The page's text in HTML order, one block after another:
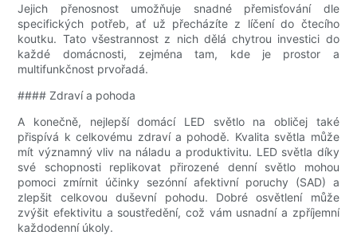
Jejich přenosnost umožňuje snadné přemisťování dle
specifických potřeb, ať už přecházíte z líčení do čtecího
koutku. Tato všestrannost z nich dělá chytrou investici do
každé domácnosti, zejména tam, kde je prostor a
multifunkčnost prvořadá.
#### Zdraví a pohoda
A konečně, nejlepší domácí LED světlo na obličej také
přispívá k celkovému zdraví a pohodě. Kvalita světla může
mít významný vliv na náladu a produktivitu. LED světla díky
své schopnosti replikovat přirozené denní světlo mohou
pomoci zmírnit účinky sezónní afektivní poruchy (SAD) a
zlepšit celkovou duševní pohodu. Dobré osvětlení může
zvýšit efektivitu a soustředění, což vám usnadní a zpříjemní
každodenní úkoly.